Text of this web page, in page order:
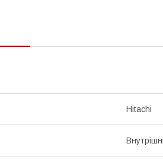
Hitachi